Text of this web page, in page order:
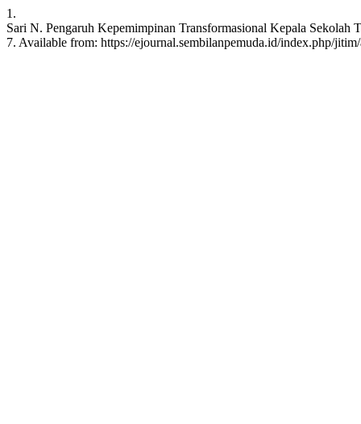
1.
Sari N. Pengaruh Kepemimpinan Transformasional Kepala
7. Available from: https://ejournal.sembilanpemuda.id/index.php/